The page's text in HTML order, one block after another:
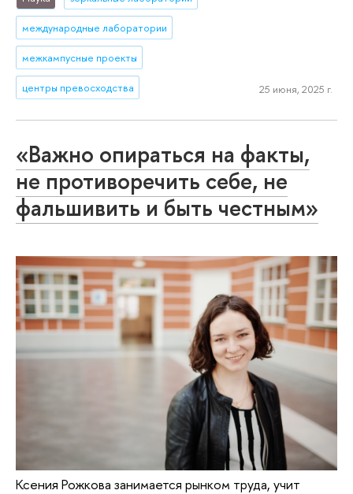
международные лаборатории
межкампусные проекты
центры превосходства 25 июня, 2025 г.
«Важно опираться на факты,
не противоречить себе, не
фальшивить и быть честным»
Ксения Рожкова занимается рынком труда, учит